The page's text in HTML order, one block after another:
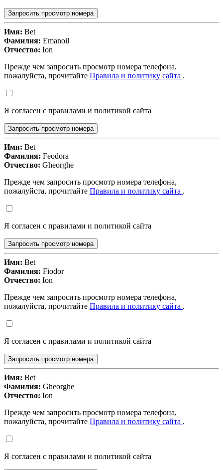
Запросить просмотр номера
Имя: Bet
Фамилия: Emanoil
Отчество: Ion
Прежде чем запросить просмотр номера телефона,
пожалуйста, прочитайте Правила и политику сайта .
Я согласен с правилами и политикой сайта
Запросить просмотр номера
Имя: Bet
Фамилия: Feodora
Отчество: Gheorghe
Прежде чем запросить просмотр номера телефона,
пожалуйста, прочитайте Правила и политику сайта .
Я согласен с правилами и политикой сайта
Запросить просмотр номера
Имя: Bet
Фамилия: Fiodor
Отчество: Ion
Прежде чем запросить просмотр номера телефона,
пожалуйста, прочитайте Правила и политику сайта .
Я согласен с правилами и политикой сайта
Запросить просмотр номера
Имя: Bet
Фамилия: Gheorghe
Отчество: Ion
Прежде чем запросить просмотр номера телефона,
пожалуйста, прочитайте Правила и политику сайта .
Я согласен с правилами и политикой сайта